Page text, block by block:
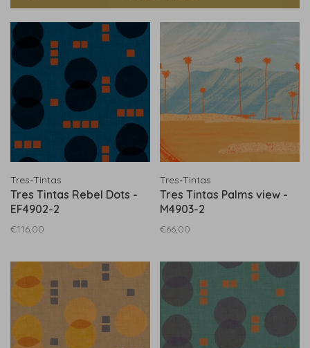
Tres-Tintas
Tres Tintas Rebel Dots -
EF4902-2
€116,00
Tres-Tintas
Tres Tintas Palms view -
M4903-2
€66,00